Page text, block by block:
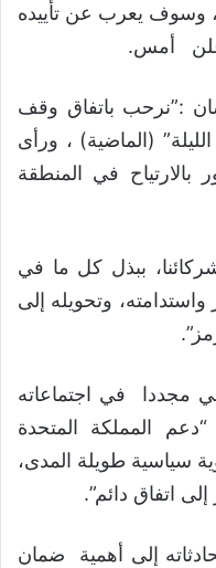
وسوف يعرب عن تأييده
أعلن أمس.
:”نرحب باتفاق وقف
(الماضية) ، ورأى
في المنطقة
ببذل كل ما في
وتحويله إلى
مجددا في اجتماعاته
المملكة المتحدة
سياسية طويلة المدى،
اتفاق دائم”.
إلى أهمية ضمان